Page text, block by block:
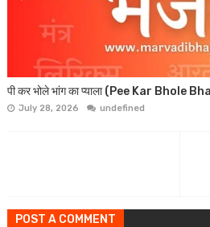
पी कर भोले भांग का प्याला (Pee Kar Bhole
July 28, 2026 undefined
POST A COMMENT